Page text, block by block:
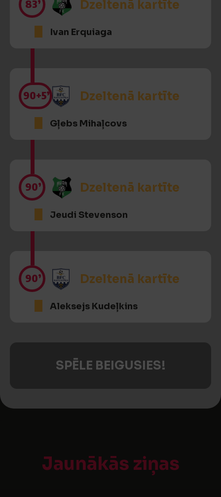
83’ Dzeltenā kartīte
Ivan Erquiaga
90+5’ Dzeltenā kartīte
Gļebs Mihaļcovs
90’ Dzeltenā kartīte
Jeudi Stevenson
90’ Dzeltenā kartīte
Aleksejs Kudeļkins
SPĒLE BEIGUSIES!
Jaunākās ziņas